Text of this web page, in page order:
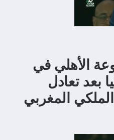
الأهلي في
بعد تعادل
المغربي